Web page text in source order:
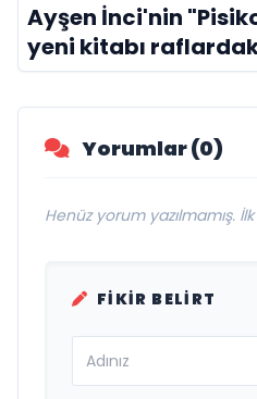
Ayşen İnci'nin
yeni kitabı
Yorumlar (0)
Henüz yorum yazılmamış.
FIKIR BELIRT